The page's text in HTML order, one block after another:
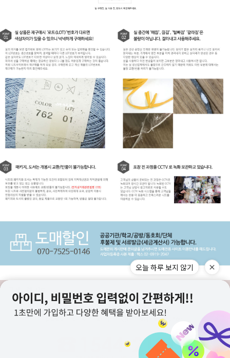
도매전용몰
오늘 하루 보지 않기